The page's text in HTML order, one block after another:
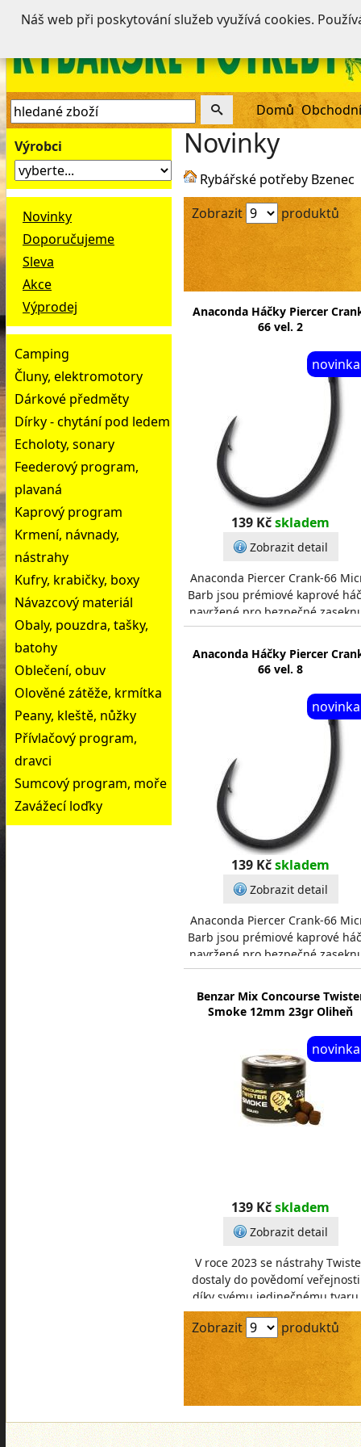
Domů
Výrobci
Novinky
Doporučujeme
Sleva
Akce
Výprodej
Camping
Čluny, elektromotory
Dárkové předměty
Dírky - chytání pod ledem
Echoloty, sonary
Feederový program,
plavaná
Kaprový program
Krmení, návnady,
nástrahy
Kufry, krabičky, boxy
Návazcový materiál
Obaly, pouzdra, tašky,
batohy
Oblečení, obuv
Olověné zátěže, krmítka
Peany, kleště, nůžky
Přívlačový program,
dravci
Sumcový program, moře
Zavážecí loďky
Novinky
Rybářské potřeby Bzenec
Zobrazit
produktů
Anaconda Háčky Piercer
66 vel. 2
novinka
139 Kčskladem
Zobrazit detail
Anaconda Piercer Crank-66
Barb jsou prémiové kaprové
navržené pro bezpečné
a zdolávání velkých ryb. Háček
krátkým, z
Anaconda Háčky Piercer
66 vel. 8
novinka
139 Kčskladem
Zobrazit detail
Anaconda Piercer Crank-66
Barb jsou prémiové kaprové
navržené pro bezpečné
a zdolávání velkých ryb. Háček
Benzar Mix Concourse
Smoke 12mm 23gr Oliheň
novinka
139 Kčskladem
Zobrazit detail
V roce 2023 se nástrahy
dostaly do povědomí
díky svému jedinečnému tvaru
úchopu se staly oblíbenými
rybářů. Ne
Zobrazit produktů
Náš web při poskytování služeb využívá cookies.